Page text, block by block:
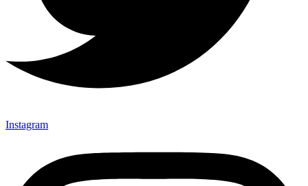
Instagram